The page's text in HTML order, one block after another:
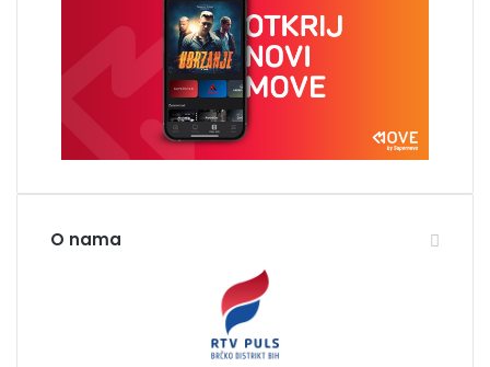
O nama